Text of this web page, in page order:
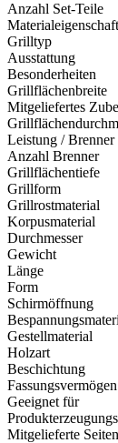
Anzahl Set-Teile
Grilltyp
Ausstattung
Besonderheiten
Grillflächenbreite
Mitgeliefertes
Leistung / Brenner
Anzahl Brenner
Grillflächentiefe
Grillform
Grillrostmaterial
Korpusmaterial
Durchmesser
Gewicht
Länge
Form
Schirmöffnung
Gestellmaterial
Holzart
Beschichtung
Geeignet für
Mitgelieferte